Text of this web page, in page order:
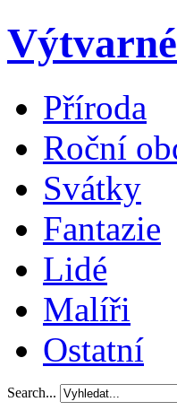
Příroda
Roční
Svátky
Fantazie
Lidé
Malíři
Ostatní
Search...